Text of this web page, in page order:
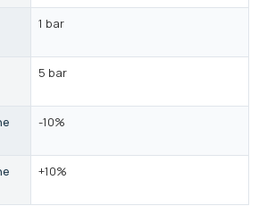
1 bar
5 bar
-10%
+10%